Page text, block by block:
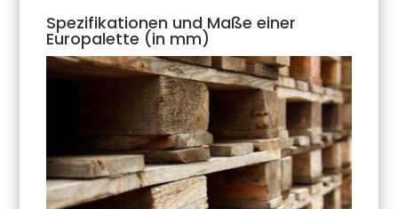
Spezifikationen und Maße einer
Europalette (in mm)